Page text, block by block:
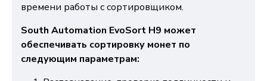
времени работы с сортировщиком.
South Automation EvoSort H9 может
обеспечивать сортировку монет по
следующим параметрам: